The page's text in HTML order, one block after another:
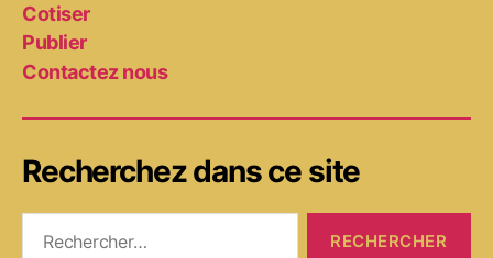
Cotiser
Publier
Contactez nous
Recherchez dans ce site